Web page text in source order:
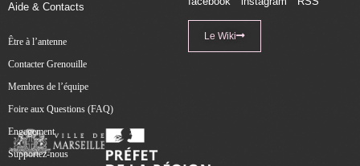
Aide & Contacts
Être à l’antenne
Contacter Grenouille
Membres de l’équipe
Foire aux Questions (FAQ)
Engagement
Supportez-nous
Le Wiki